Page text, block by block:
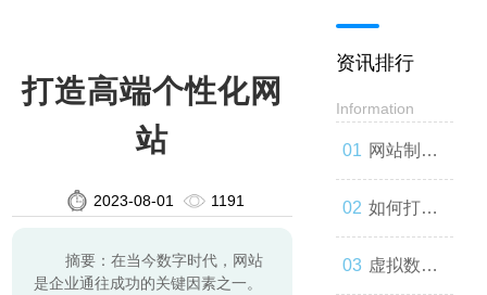
打造高端个性化网
站
2023-08-01 1191
摘要：在当今数字时代，网站
是企业通往成功的关键因素之一。
资讯排行
Information
网站制
作：让你
的品牌与
如何打造
一款高效
虚拟数字